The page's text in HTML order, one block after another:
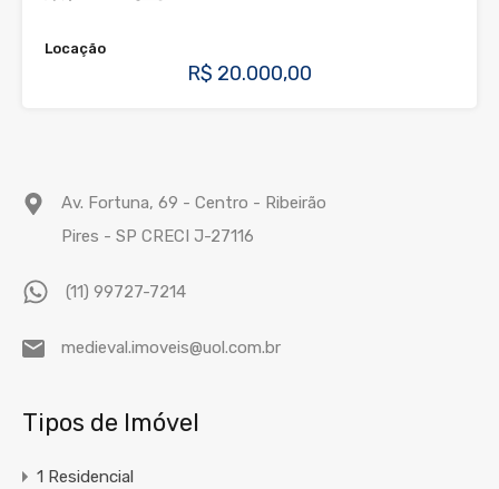
Locação
R$ 20.000,00
Av. Fortuna, 69 - Centro - Ribeirão
Pires - SP CRECI J-27116
(11) 99727-7214
medieval.imoveis@uol.com.br
Tipos de Imóvel
1 Residencial